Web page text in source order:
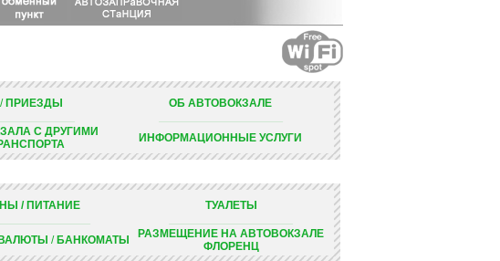
/ ПРИЕЗДЫ ОБ АВТОВОКЗАЛЕ
С ДРУГИМИ
ИНФОРМАЦИОННЫЕ УСЛУГИ
/ ПИТАНИЕ ТУАЛЕТЫ
/БАНКОМАТЫ
РАЗМЕЩЕНИЕ НА АВТОВОКЗАЛЕ
ФЛОРЕНЦ